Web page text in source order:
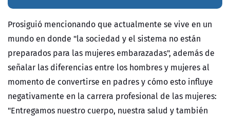
Prosiguió mencionando que actualmente se vive en un
mundo en donde "la sociedad y el sistema no están
preparados para las mujeres embarazadas", además de
señalar las diferencias entre los hombres y mujeres al
momento de convertirse en padres y cómo esto influye
negativamente en la carrera profesional de las mujeres:
"Entregamos nuestro cuerpo, nuestra salud y también